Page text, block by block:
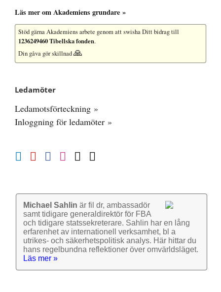
Läs mer om Akademiens grundare »
Stöd gärna Akademiens arbete genom att swisha Ditt bidrag till
1236249460 Tibellska fonden.
Din gåva gör skillnad🙏
Ledamöter
Ledamotsförteckning »
Inloggning för ledamöter »
Michael Sahlin är fil dr, ambassadör
samt tidigare general­direktör för FBA
och tidigare stats­sekre­terare. Sahlin har en lång
erfarenhet av inter­nationell verk­samhet, bl a
utrikes- och säkerhets­politisk analys. Här hittar du
hans regel­bundna reflek­tioner över omvärlds­läget.
Läs mer »